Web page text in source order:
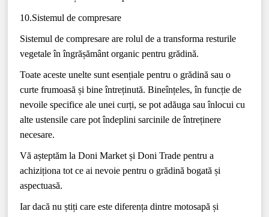
10.Sistemul de compresare
Sistemul de compresare are rolul de a transforma resturile
vegetale în îngrășământ organic pentru grădină.
Toate aceste unelte sunt esențiale pentru o grădină sau o
curte frumoasă și bine întreținută. Bineînțeles, în funcție de
nevoile specifice ale unei curți, se pot adăuga sau înlocui cu
alte ustensile care pot îndeplini sarcinile de întreținere
necesare.
Vă așteptăm la Doni Market și Doni Trade pentru a
achiziționa tot ce ai nevoie pentru o grădină bogată și
aspectuasă.
Iar dacă nu știți care este diferența dintre motosapă și